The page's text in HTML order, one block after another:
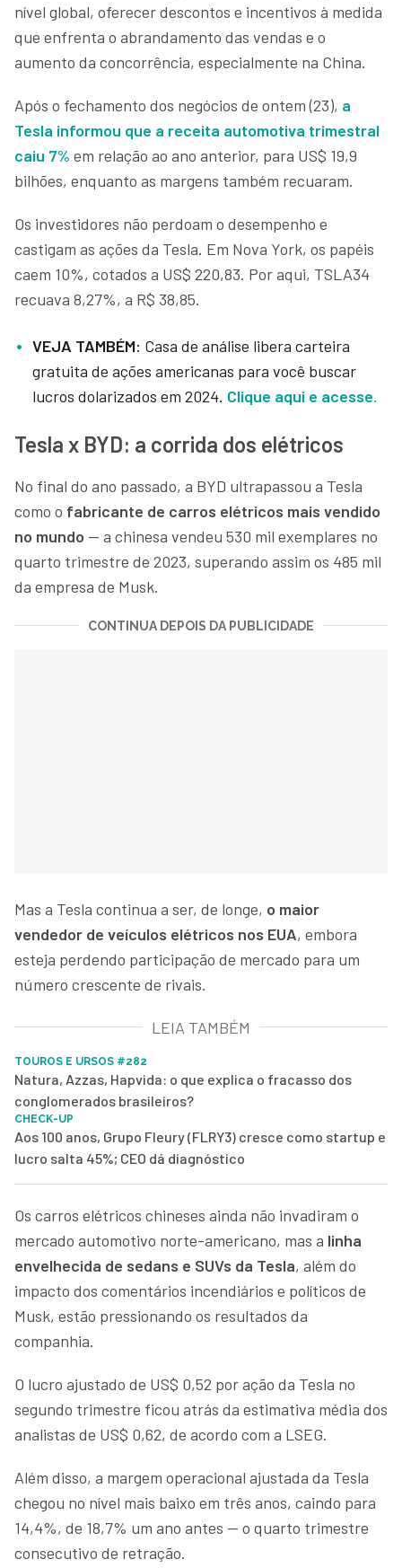
nível global, oferecer descontos e incentivos à medida
que enfrenta o abrandamento das vendas e o
aumento da concorrência, especialmente na China.
Após o fechamento dos negócios de ontem (23), a
Tesla informou que a receita automotiva trimestral
caiu 7% em relação ao ano anterior, para US$ 19,9
bilhões, enquanto as margens também recuaram.
Os investidores não perdoam o desempenho e
castigam as ações da Tesla. Em Nova York, os papéis
caem 10%, cotados a US$ 220,83. Por aqui, TSLA34
recuava 8,27%, a R$ 38,85.
VEJA TAMBÉM: Casa de análise libera carteira
gratuita de ações americanas para você buscar
lucros dolarizados em 2024. Clique aqui e acesse.
Tesla x BYD: a corrida dos elétricos
No final do ano passado, a BYD ultrapassou a Tesla
como o fabricante de carros elétricos mais vendido
no mundo — a chinesa vendeu 530 mil exemplares no
quarto trimestre de 2023, superando assim os 485 mil
da empresa de Musk.
CONTINUA DEPOIS DA PUBLICIDADE
Mas a Tesla continua a ser, de longe, o maior
vendedor de veículos elétricos nos EUA, embora
esteja perdendo participação de mercado para um
número crescente de rivais.
LEIA TAMBÉM
TOUROS E URSOS #282
Natura, Azzas, Hapvida: o que explica o fracasso dos
conglomerados brasileiros?
CHECK-UP
Aos 100 anos, Grupo Fleury (FLRY3) cresce como startup e
lucro salta 45%; CEO dá diagnóstico
Os carros elétricos chineses ainda não invadiram o
mercado automotivo norte-americano, mas a linha
envelhecida de sedans e SUVs da Tesla, além do
impacto dos comentários incendiários e políticos de
Musk, estão pressionando os resultados da
companhia.
O lucro ajustado de US$ 0,52 por ação da Tesla no
segundo trimestre ficou atrás da estimativa média dos
analistas de US$ 0,62, de acordo com a LSEG.
Além disso, a margem operacional ajustada da Tesla
chegou no nível mais baixo em três anos, caindo para
14,4%, de 18,7% um ano antes — o quarto trimestre
consecutivo de retração.